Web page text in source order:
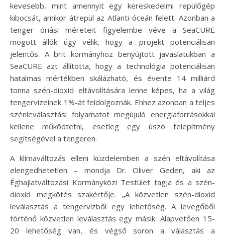
kevesebb, mint amennyit egy kereskedelmi repülőgép
kibocsát, amikor átrepül az Atlanti-óceán felett. Azonban a
tenger óriási méreteit figyelembe véve a SeaCURE
mögött állók úgy vélik, hogy a projekt potenciálisan
jelentős. A brit kormányhoz benyújtott javaslatukban a
SeaCURE azt állította, hogy a technológia potenciálisan
hatalmas mértékben skálázható, és évente 14 milliárd
tonna szén-dioxid eltávolítására lenne képes, ha a világ
tengervizeinek 1%-át feldolgoznák. Ehhez azonban a teljes
szénleválasztási folyamatot megújuló energiaforrásokkal
kellene működtetni, esetleg egy úszó telepítmény
segítségével a tengeren.
A klímaváltozás elleni küzdelemben a szén eltávolítása
elengedhetetlen – mondja Dr. Oliver Geden, aki az
Éghajlatváltozási Kormányközi Testület tagja és a szén-
dioxid megkötés szakértője. „A közvetlen szén-dioxid
leválasztás a tengervízből egy lehetőség. A levegőből
történő közvetlen leválasztás egy másik. Alapvetően 15-
20 lehetőség van, és végső soron a választás a